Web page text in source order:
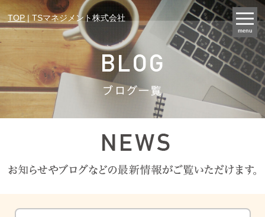
menu
TOP| TSマネジメント株式会社